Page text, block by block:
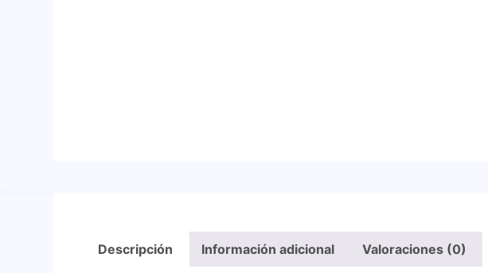
Descripción Información adicional Valoraciones (0)